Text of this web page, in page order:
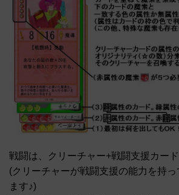
戦闘は、クリーチャー+戦闘支援カー
(クリーチャーが戦闘支援の能力を持っ
ます♪)